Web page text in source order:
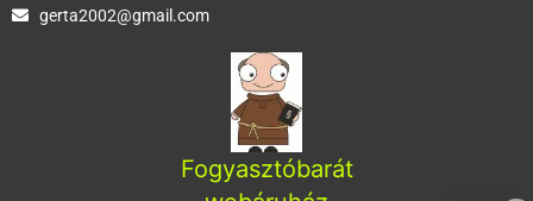
gerta2002@gmail.com
Fogyasztóbarát